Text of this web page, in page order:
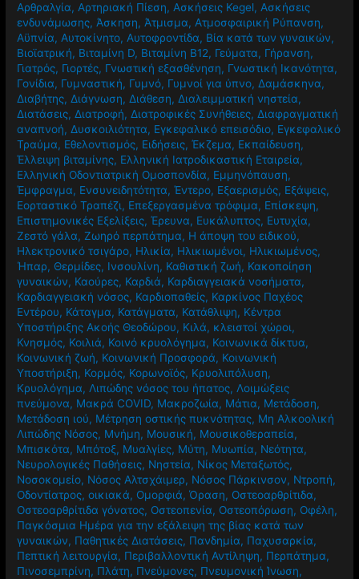
Αρθραλγία, Αρτηριακή Πίεση, Ασκήσεις Kegel, Ασκήσεις
ενδυνάμωσης, Άσκηση, Άτμισμα, Ατμοσφαιρική Ρύπανση,
Αϋπνία, Αυτοκίνητο, Αυτοφροντίδα, Βία κατά των γυναικών,
Βιοϊατρική, Βιταμίνη D, Βιταμίνη Β12, Γεύματα, Γήρανση,
Γιατρός, Γιορτές, Γνωστική εξασθένηση, Γνωστική Ικανότητα,
Γονίδια, Γυμναστική, Γυμνό, Γυμνοί για ύπνο, Δαμάσκηνα,
Διαβήτης, Διάγνωση, Διάθεση, Διαλειμματική νηστεία,
Διατάσεις, Διατροφή, Διατροφικές Συνήθειες, Διαφραγματική
αναπνοή, Δυσκοιλιότητα, Εγκεφαλικό επεισόδιο, Εγκεφαλικό
Τραύμα, Εθελοντισμός, Ειδήσεις,Έκζεμα, Εκπαίδευση,
Έλλειψη βιταμίνης, Ελληνική Ιατροδικαστική Εταιρεία,
Ελληνική Οδοντιατρική Ομοσπονδία, Εμμηνόπαυση,
Έμφραγμα, Ενσυνειδητότητα,Έντερο, Εξαερισμός, Εξάψεις,
Εορταστικό Τραπέζι, Επεξεργασμένα τρόφιμα, Επίσκεψη,
Επιστημονικές Εξελίξεις,Έρευνα, Ευκάλυπτος, Ευτυχία,
Ζεστό γάλα,Ζωηρό περπάτημα, Η άποψη του ειδικού,
Ηλεκτρονικό τσιγάρο, Ηλικία, Ηλικιωμένοι, Ηλικιωμένος,
Ήπαρ, Θερμίδες, Ινσουλίνη, Καθιστική ζωή, Κακοποίηση
γυναικών, Καούρες, Καρδιά, Καρδιαγγειακά νοσήματα,
Καρδιαγγειακή νόσος, Καρδιοπαθείς, Καρκίνος Παχέος
Εντέρου, Κάταγμα, Κατάγματα, Κατάθλιψη, Κέντρα
Υποστήριξης Ακοής Θεοδώρου, Κιλά, κλειστοί χώροι,
Κνησμός, Κοιλιά, Κοινό κρυολόγημα, Κοινωνικά δίκτυα,
Κοινωνική ζωή, Κοινωνική Προσφορά, Κοινωνική
Υποστήριξη, Κορμός, Κορωνοϊός, Κρυολιπόλυση,
Κρυολόγημα, Λιπώδης νόσος του ήπατος, Λοιμώξεις
πνεύμονα, Μακρά COVID, Μακροζωία, Μάτια, Μετάδοση,
Μετάδοση ιού, Μέτρηση οστικής πυκνότητας, Μη Αλκοολική
Λιπώδης Νόσος, Μνήμη, Μουσική, Μουσικοθεραπεία,
Μπισκότα, Μπότοξ, Μυαλγίες, Μύτη, Μυωπία, Νεότητα,
Νευρολογικές Παθήσεις, Νηστεία, Νίκος Μεταξωτός,
Νοσοκομείο, Νόσος Αλτσχάιμερ, Νόσος Πάρκινσον, Ντροπή,
Οδοντίατρος,οικιακά, Ομορφιά,Όραση, Οστεοαρθρίτιδα,
Οστεοαρθρίτιδα γόνατος, Οστεοπενία, Οστεοπόρωση, Οφέλη,
Παγκόσμια Ημέρα για την εξάλειψη της βίας κατά των
γυναικών, Παθητικές Διατάσεις, Πανδημία, Παχυσαρκία,
Πεπτική λειτουργία, Περιβαλλοντική Αντίληψη, Περπάτημα,
Πινοσεμπρίνη, Πλάτη, Πνεύμονες, Πνευμονική Ίνωση,